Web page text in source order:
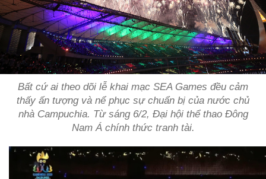
Bất cứ ai theo dõi lễ khai mạc SEA Games đều cảm
thấy ấn tượng và nể phục sự chuẩn bị của nước chủ
nhà Campuchia. Từ sáng 6/2, Đại hội thể thao Đông
Nam Á chính thức tranh tài.